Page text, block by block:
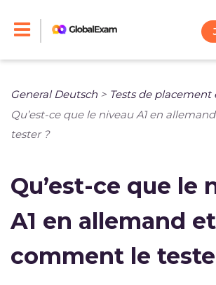
General Deutsch > Tests de
Qu’est-ce que le niveau A1 en
tester ?
Qu’est-ce que le
A1 en allemand et
comment le